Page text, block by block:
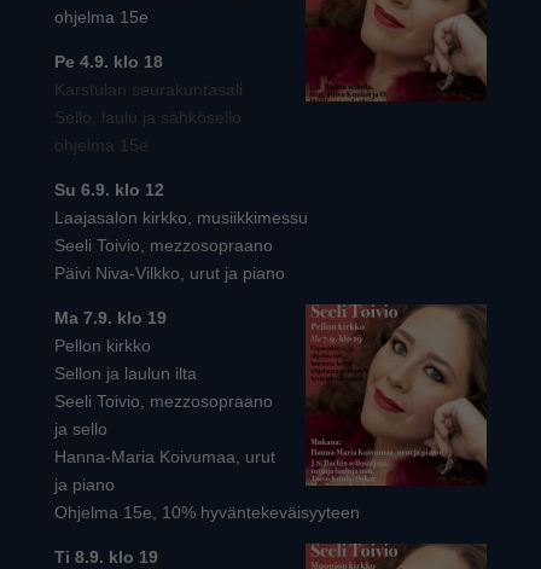
ohjelma 15e
Pe 4.9. klo 18
Karstulan seurakuntasali
Sello, laulu ja sähkösello
ohjelma 15e
Su 6.9. klo 12
Laajasalon kirkko, musiikkimessu
Seeli Toivio, mezzosopraano
Päivi Niva-Vilkko, urut ja piano
Ma 7.9. klo 19
Pellon kirkko
Sellon ja laulun ilta
Seeli Toivio, mezzosopraano
ja sello
Hanna-Maria Koivumaa, urut
ja piano
Ohjelma 15e, 10% hyväntekeväisyyteen
Ti 8.9. klo 19